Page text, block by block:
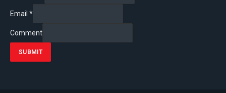
Email *
Comment
SUBMIT